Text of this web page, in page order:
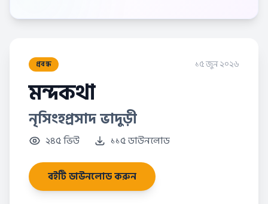
প্রবন্ধ ১৫ জুন ২০২৬
মন্দকথা
নৃসিংহপ্রসাদ ভাদুড়ী
২৪৫ ভিউ ১১৫ ডাউনলোড
বইটি ডাউনলোড করুন